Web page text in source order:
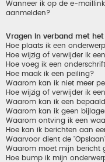
Wanneer ik op de e-
aanmelden?
Vragen in verband met
Hoe plaats ik een
Hoe wijzig of verwijder ik
Hoe voeg ik een
Hoe maak ik een peiling?
Waarom kan ik niet meer
Hoe wijzig of verwijder ik
Waarom kan ik een
Waarom kan ik geen
Waarom ontving ik een
Hoe kan ik berichten aan
Waarvoor dient de
Waarom moet mijn bericht
Hoe bump ik mijn